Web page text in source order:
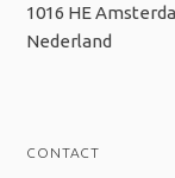
1016 HE
Nederland
CONTACT